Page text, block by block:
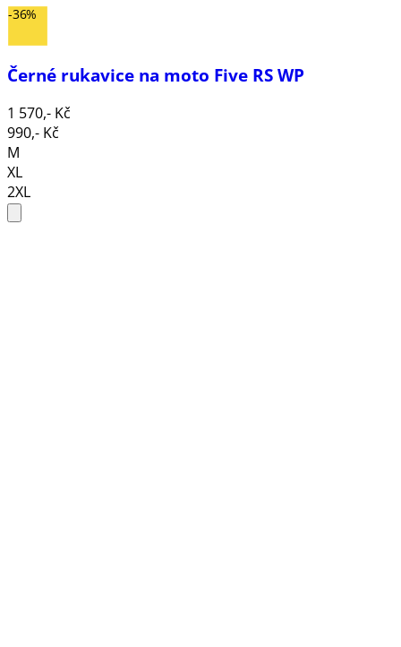
-36%
Černé rukavice na moto Five RS WP
1 570,- Kč
990,- Kč
M
XL
2XL